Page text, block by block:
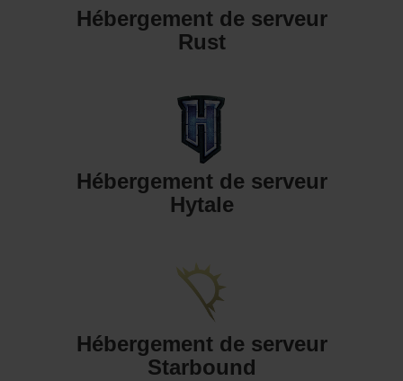
Hébergement de serveur
Rust
Hébergement de serveur
Hytale
Hébergement de serveur
Starbound